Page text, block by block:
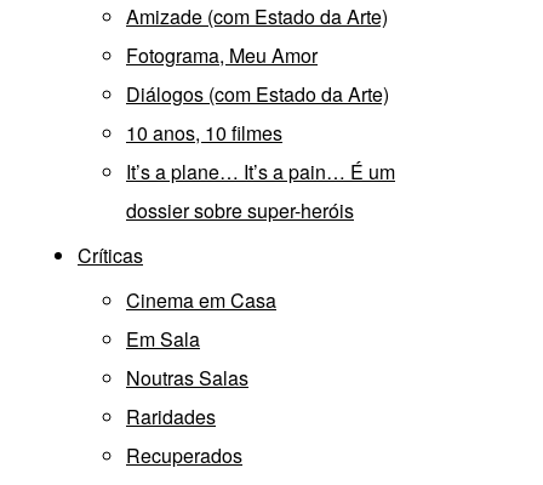
Amizade (com Estado da Arte)
Fotograma, Meu Amor
Diálogos (com Estado da Arte)
10 anos, 10 filmes
It’s a plane… It’s a pain… É um
dossier sobre super-heróis
Críticas
Cinema em Casa
Em Sala
Noutras Salas
Raridades
Recuperados